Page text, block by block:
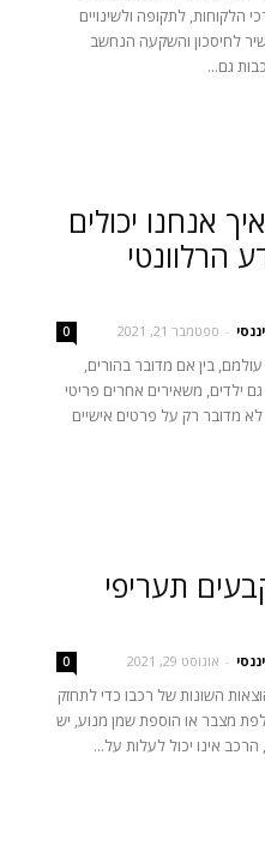
הלקוחות, לתקופה ולשינויים
לחיסכון והשקעה הנחשב
גם...
אנחנו יכולים
הרלוונטי
- ספטמבר 21, 2021 0
בין אם מדובר בהורים,
ילדים, משאירים אחרים פריטי
לא מדובר רק על פרטים אישיים
תעריפי
- אוגוסט 29, 2021 0
השונות של רכבו כדי לתחזק
מצבר או הוספת שמן מנוע, יש
אינו יכול לעלות על...